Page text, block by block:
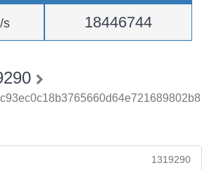
s 18446744
1319290